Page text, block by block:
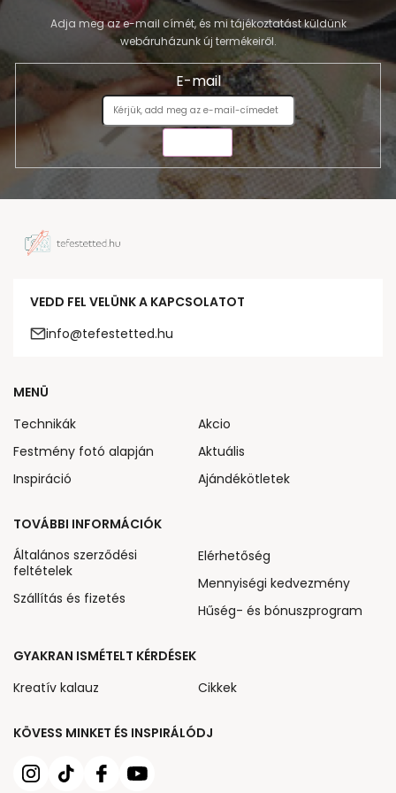
Adja meg az e-mail címét, és mi tájékoztatást küldünk
webáruházunk új termékeiről.
E-mail
VEDD FEL VELÜNK A KAPCSOLATOT
info@tefestetted.hu
KÖVESS MINKET ÉS INSPIRÁLÓDJ
MENÜ
Technikák
Festmény fotó alapján
Inspiráció
Akcio
Aktuális
Ajándékötletek
TOVÁBBI INFORMÁCIÓK
Általános szerződési
feltételek
Szállítás és fizetés
Elérhetőség
Mennyiségi kedvezmény
Hűség- és bónuszprogram
GYAKRAN ISMÉTELT KÉRDÉSEK
Kreatív kalauz
Cikkek